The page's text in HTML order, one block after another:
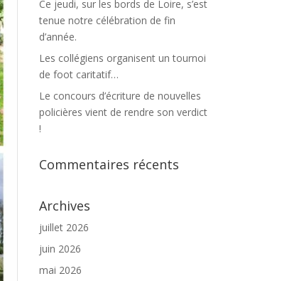
Ce jeudi, sur les bords de Loire, s’est
tenue notre célébration de fin
d’année.
Les collégiens organisent un tournoi
de foot caritatif…
Le concours d’écriture de nouvelles
policières vient de rendre son verdict
!
Commentaires récents
Archives
juillet 2026
juin 2026
mai 2026